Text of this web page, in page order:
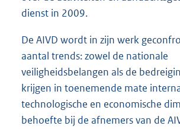
dienst in 2009.
De AIVD wordt in zijn werk
aantal trends: zowel de nationale
veiligheidsbelangen als de
krijgen in toenemende mate
technologische en economische
behoefte bij de afnemers van de